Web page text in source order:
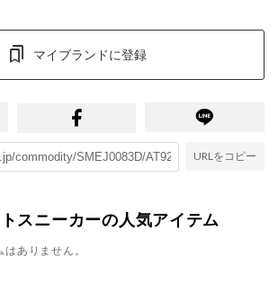
マイブランドに登録
URLをコピー
スニーカーの人気アイテム
ありません。